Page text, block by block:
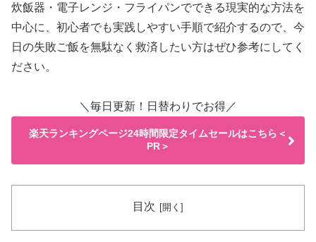
炊飯器・電子レンジ・フライパンでできる現実的な方法を
中心に、初心者でも実践しやすい手順で紹介するので、今
日の失敗ご飯を無駄なく救済したい方はぜひ参考にしてく
ださい。
＼毎日更新！日替わりでお得／
楽天ランキングページ24時間限定タイムセールはこちら＜
PR＞
目次